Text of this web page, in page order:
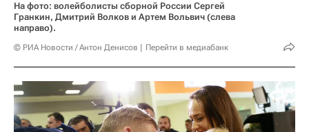
На фото: волейболисты сборной России Сергей
Гранкин, Дмитрий Волков и Артем Вольвич (слева
направо).
© РИА Новости / Антон Денисов Перейти в медиабанк